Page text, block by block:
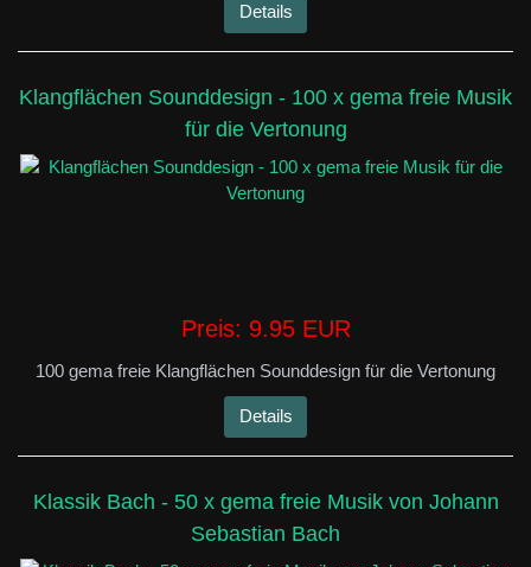
Details
Klangflächen Sounddesign - 100 x gema freie Musik
für die Vertonung
Preis: 9.95 EUR
100 gema freie Klangflächen Sounddesign für die Vertonung
Details
Klassik Bach - 50 x gema freie Musik von Johann
Sebastian Bach